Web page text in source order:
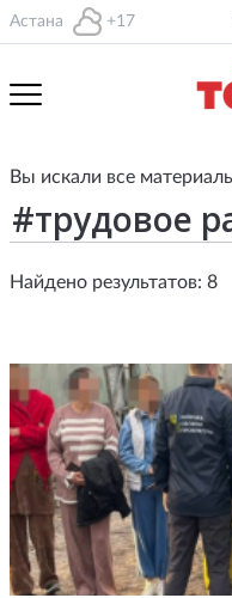
Астана +17
Вы искали все
Найдено результатов: 8